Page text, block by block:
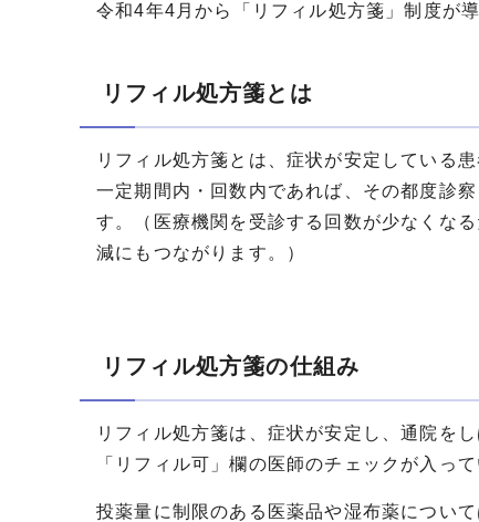
令和4年4月から「リフィル処方箋」制度が導
リフィル処方箋とは
リフィル処方箋とは、症状が安定している
一定期間内・回数内であれば、その都度診
す。（医療機関を受診する回数が少なくな
減にもつながります。）
リフィル処方箋の仕組み
リフィル処方箋は、症状が安定し、通院を
「リフィル可」欄の医師のチェックが入っ
投薬量に制限のある医薬品や湿布薬につい